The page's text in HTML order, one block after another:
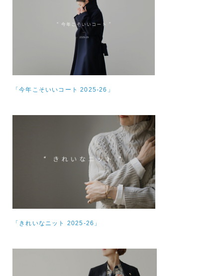
「今年こそいいコート 2025-26」
「きれいなニット 2025-26」